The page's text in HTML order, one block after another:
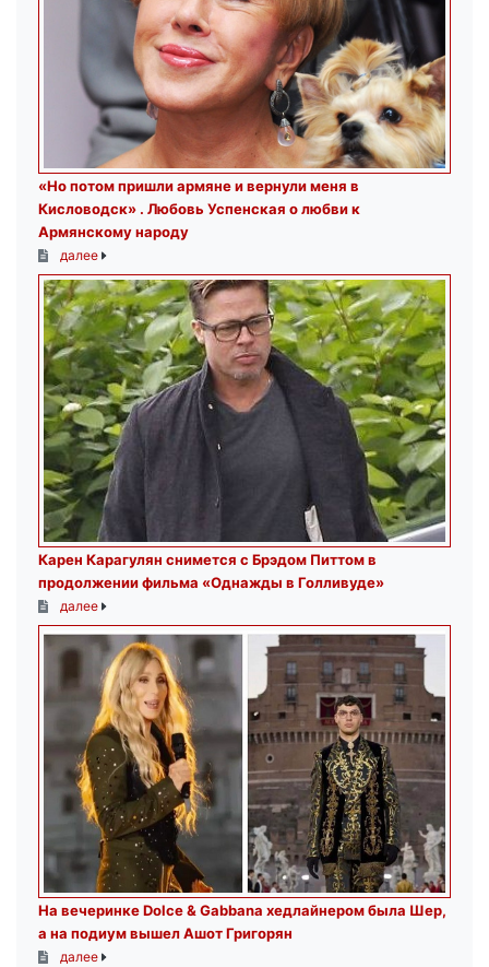
«Но потом пришли армяне и вернули меня в
Кисловодск» . Любовь Успенская о любви к
Армянскому народу
далее
Карен Карагулян снимется с Брэдом Питтом в
продолжении фильма «Однажды в Голливуде»
далее
На вечеринке Dolce & Gabbana хедлайнером была Шер,
а на подиум вышел Ашот Григорян
далее